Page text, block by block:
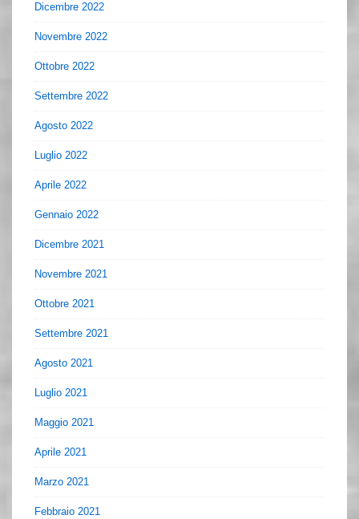
Dicembre 2022
Novembre 2022
Ottobre 2022
Settembre 2022
Agosto 2022
Luglio 2022
Aprile 2022
Gennaio 2022
Dicembre 2021
Novembre 2021
Ottobre 2021
Settembre 2021
Agosto 2021
Luglio 2021
Maggio 2021
Aprile 2021
Marzo 2021
Febbraio 2021